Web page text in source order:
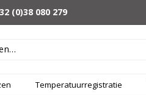
(0)38 080 279
Temperatuurregistratie